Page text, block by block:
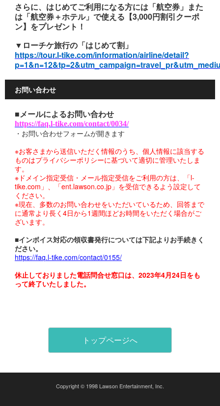
さらに、はじめてご利用になる方には「航空券」また
は「航空券＋ホテル」で使える【3,000円割引クーポ
ン】をプレゼント！
▼ローチケ旅行の「はじめて割」
https://tour.l-tike.com/information/airline/detail?
お問い合わせ
■メールによるお問い合わせ
https://faq.l-tike.com/contact/0034/
・お問い合わせフォームが開きます
※お客さまから送信いただく情報のうち、個人情報に該当する
ものはプライバシーポリシーに基づいて適切に管理いたしま
す。
※ドメイン指定受信・メール指定受信をご利用の方は、「l-
tike.com」、「ent.lawson.co.jp」を受信できるよう設定して
ください。
※現在、多数のお問い合わせをいただいているため、回答まで
に通常より長く4日から1週間ほどお時間をいただく場合がご
ざいます。
■インボイス対応の領収書発行については下記よりお手続きく
ださい。
https://faq.l-tike.com/contact/0155/
休止しておりました電話問合せ窓口は、2023年4月24日をも
って終了いたしました。
トップページへ
Copyright © 1998 Lawson Entertainment, Inc.